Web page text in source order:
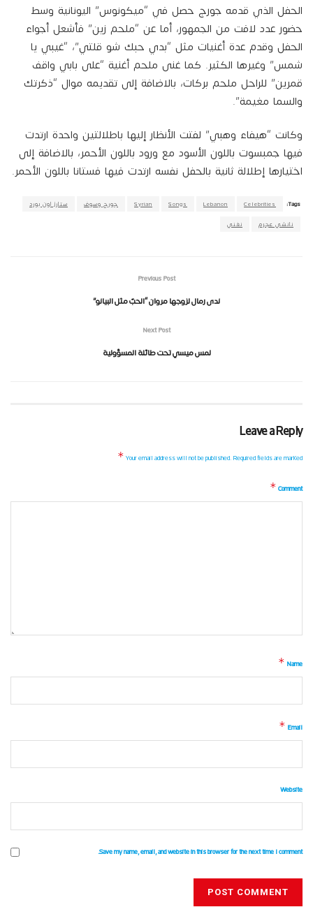
الحفل الذي قدمه جورج حصل في “ميكونوس” اليونانية وسط
حضور عدد لافت من الجمهور، أما عن “ملحم زين” فأشعل أجواء
الحفل وقدم عدة أغنيات مثل “بدي حبك شو قلتي”، “غيبي يا
شمس” وغيرها الكثير. كما غنى ملحم أغنية “على بابي واقف
قمرين” للراحل ملحم بركات، بالاضافة إلى تقديمه موال “ذكرتك
والسما مغيمة”.
وكانت “هيفاء وهبي” لفتت الأنظار إليها باطلالتين واحدة ارتدت
فيها جمبسوت باللون الأسود مع ورود باللون الأحمر، بالاضافة إلى
اختيارها إطلالة ثانية بالحفل نفسه ارتدت فيها فستانا باللون الأحمر.
Tags:
Celebrities
Lebanon
Songs
Syrian جورج وسوف ستارز اون بورد
نانشي عجرم نغني
Previous Post
ندى رمال لزوجها مروان “الحبّ مثل البيانو”
Next Post
لمس ميسي تحت طائلة المسؤولية
Leave a Reply
Your email address will not be published.Required fields are marked
*
Comment
*
Name
*
Email
*
Website
Save my name, email, and website in this browser for the next time I comment.